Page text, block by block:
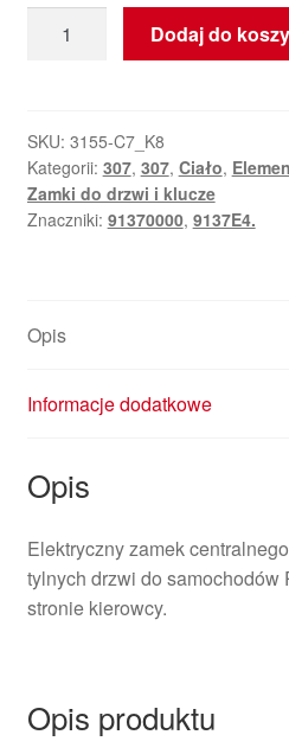
Zamek
drzwi
Peugeot
307
9137E4
Dodaj do
SKU: 3155-C7_K8
Kategorii: 307, 307, Ciało,
Zamki do drzwi i klucze
Znaczniki: 91370000, 9137E4.
Opis
Informacje dodatkowe
Opis
Elektryczny zamek
tylnych drzwi do samochodów
stronie kierowcy.
Opis produktu